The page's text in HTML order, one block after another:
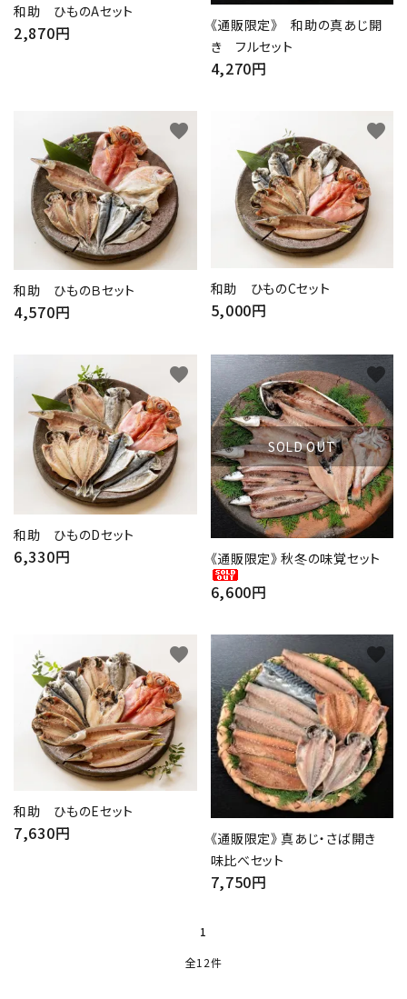
和助 ひものAセット
2,870円
《通販限定》 和助の真あじ開
き フルセット
4,270円
和助 ひものＢセット
4,570円
favorite
和助 ひものCセット
5,000円
favorite
和助 ひものDセット
6,330円
favorite
SOLD OUT
《通販限定》 秋冬の味覚セット
6,600円
favorite
和助 ひものEセット
7,630円
favorite
《通販限定》 真あじ・さば開き
味比べセット
7,750円
favorite
1
全12件
キーワード
カテゴリー
検索する
close